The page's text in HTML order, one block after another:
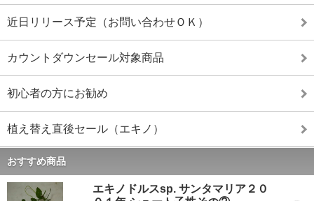
近日リリース予定（お問い合わせＯＫ）
カウントダウンセール対象商品
初心者の方にお勧め
植え替え直後セール（エキノ）
おすすめ商品
エキノドルスsp. サンタマリア２０